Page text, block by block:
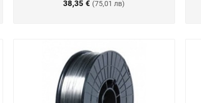
38,35 € (75,01 лв)